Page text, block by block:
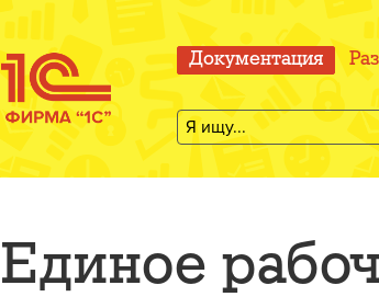
Документация
Единое